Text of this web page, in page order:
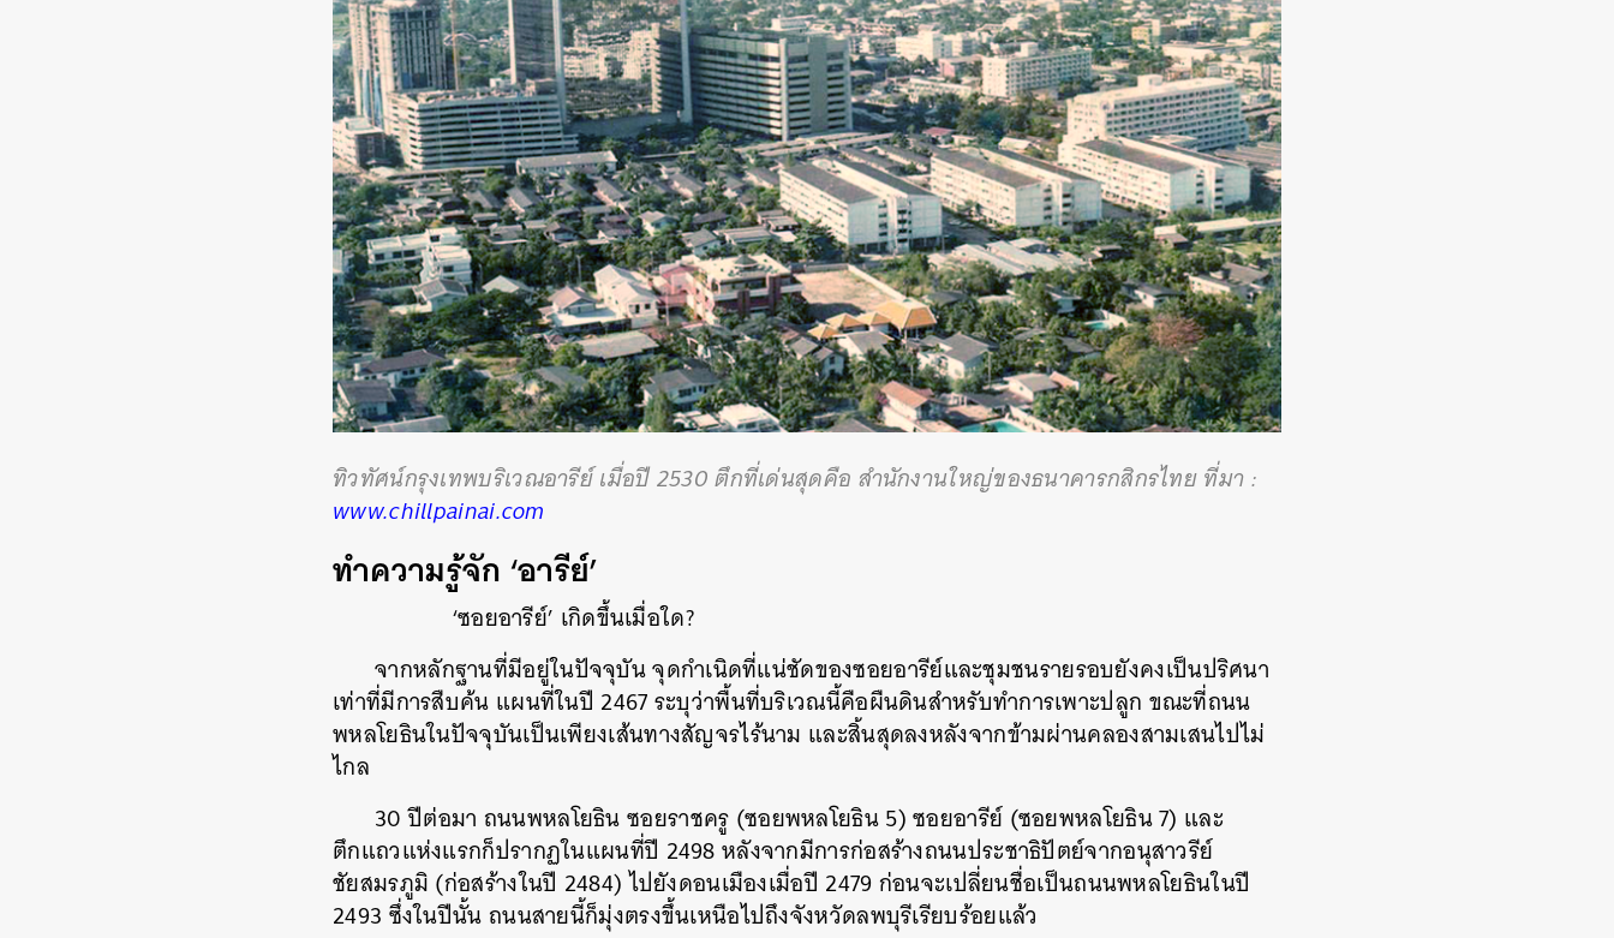
ทิวทัศน์กรุงเทพบริเวณอารีย์ เมื่อปี 2530 ตึกที่เด่นสุดคือ สำนักงานใหญ่ของธนาคารกสิกรไทย ที่มา :
www.chillpainai.com
ทำความรู้จัก‘อารีย์’
‘ซอยอารีย์’ เกิดขึ้นเมื่อใด?
จากหลักฐานที่มีอยู่ในปัจจุบัน จุดกำเนิดที่แน่ชัดของซอยอารีย์และชุมชนรายรอบยังคงเป็นปริศนา
เท่าที่มีการสืบค้น แผนที่ในปี 2467 ระบุว่าพื้นที่บริเวณนี้คือผืนดินสำหรับทำการเพาะปลูก ขณะที่ถนน
พหลโยธินในปัจจุบันเป็นเพียงเส้นทางสัญจรไร้นาม และสิ้นสุดลงหลังจากข้ามผ่านคลองสามเสนไปไม่
ไกล
30 ปีต่อมา ถนนพหลโยธิน ซอยราชครู (ซอยพหลโยธิน 5) ซอยอารีย์ (ซอยพหลโยธิน 7) และ
ตึกแถวแห่งแรกก็ปรากฏในแผนที่ปี 2498 หลังจากมีการก่อสร้างถนนประชาธิปัตย์จากอนุสาวรีย์
ชัยสมรภูมิ (ก่อสร้างในปี 2484) ไปยังดอนเมืองเมื่อปี 2479 ก่อนจะเปลี่ยนชื่อเป็นถนนพหลโยธินในปี
2493 ซึ่งในปีนั้น ถนนสายนี้ก็มุ่งตรงขึ้นเหนือไปถึงจังหวัดลพบุรีเรียบร้อยแล้ว
ค้นหา
SHARE TWEET LINE EMAIL